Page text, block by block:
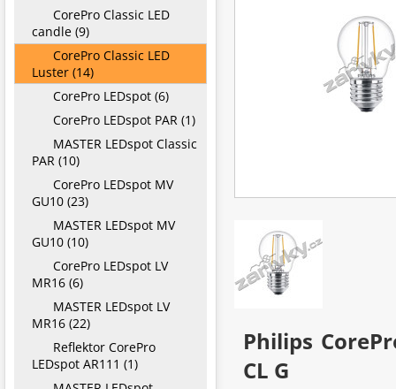
Philips
CL G
CorePro Classic LED
candle (9)
CorePro Classic LED
Luster (14)
CorePro LEDspot (6)
CorePro LEDspot PAR (1)
MASTER LEDspot Classic
PAR (10)
CorePro LEDspot MV
GU10 (23)
MASTER LEDspot MV
GU10 (10)
CorePro LEDspot LV
MR16 (6)
MASTER LEDspot LV
MR16 (22)
Reflektor CorePro
LEDspot AR111 (1)